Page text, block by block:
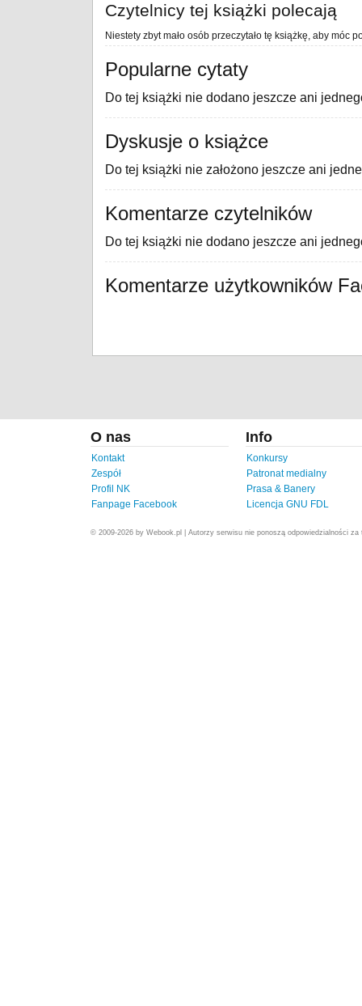
Czytelnicy tej książki polecają
Niestety zbyt mało osób przeczytało tę książkę, aby móc
Popularne cytaty
Do tej książki nie dodano jeszcze ani
Dyskusje o książce
Do tej książki nie założono jeszcze ani
Komentarze czytelników
Do tej książki nie dodano jeszcze ani
Komentarze użytkowników
O nas
Kontakt
Zespół
Profil NK
Fanpage Facebook
Info
Konkursy
Patronat medialny
Prasa & Banery
Licencja GNU FDL
© 2009-2026 by Webook.pl | Autorzy serwisu nie ponoszą odpowiedzialności